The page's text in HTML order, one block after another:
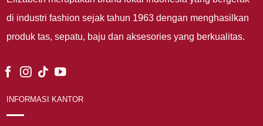
di industri fashion sejak tahun 1963 dengan menghasilkan
produk tas, sepatu, baju dan aksesories yang berkualitas.
INFORMASI KANTOR